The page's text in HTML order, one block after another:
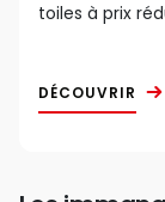
toiles à prix
DÉCOUVRIR